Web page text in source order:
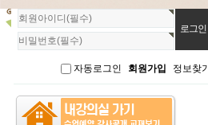
회
원
로
자동로그인 회원가입 정보찾기